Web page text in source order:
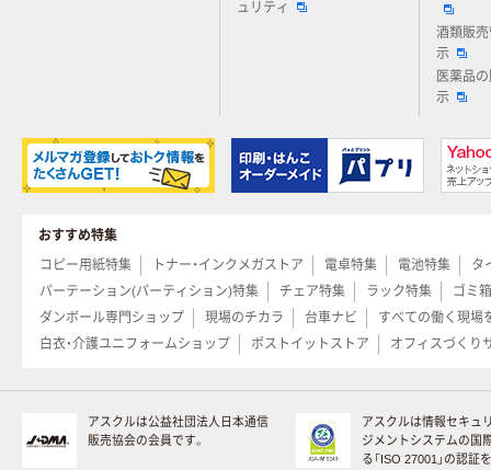
ュリティ
酒類販
示
医薬品
示
おすすめ特集
コピー用紙特集
トナー・インクメガストア 電卓特集 電池特集
タ
パーテーション(パーティション)特集
チェア特集 ラック特集
ゴミ
ダンボール専門ショップ
現場のチカラ 台車ナビ
すべての働く現場
白衣・介護ユニフォームショップ
ポストイットストア オフィスづくり
アスクルは公益社団法人日本通信
販売協会の会員です。
アスクルは情報セキュ
ジメントシステムの国
る「ISO 27001」の認証